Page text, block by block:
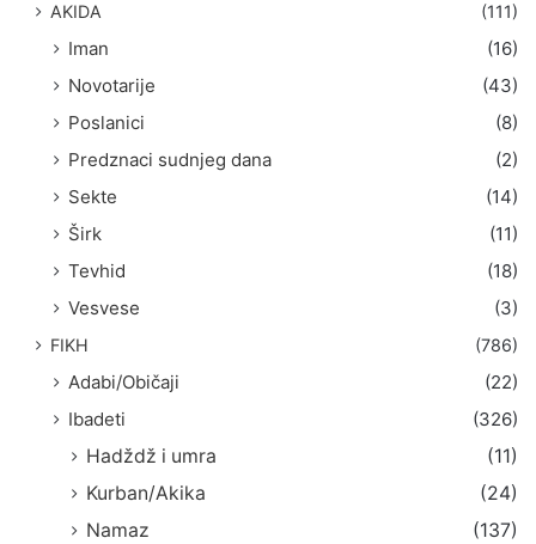
AKIDA (111)
Iman
(16)
Novotarije
(43)
Poslanici
(8)
Predznaci sudnjeg dana
(2)
Sekte
(14)
Širk
(11)
Tevhid
(18)
Vesvese
(3)
FIKH (786)
Adabi/Običaji
(22)
Ibadeti
(326)
Hadždž i umra
(11)
Kurban/Akika
(24)
Namaz
(137)